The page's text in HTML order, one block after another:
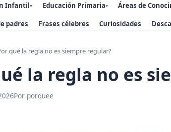
Infantil▾ Educación Primaria▾ Áreas de
padres Frases célebres Curiosidades
qué la regla no es siempre regular?
la regla no es
Por porquee